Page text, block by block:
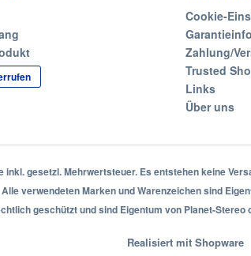
Cookie-
Zahlung/
Trusted
Links
Über uns
inkl. gesetzl. Mehrwertsteuer. Es entstehen keine
Alle verwendeten Marken und Warenzeichen sind
geschützt und sind Eigentum von Planet-
Realisiert mit Shopware